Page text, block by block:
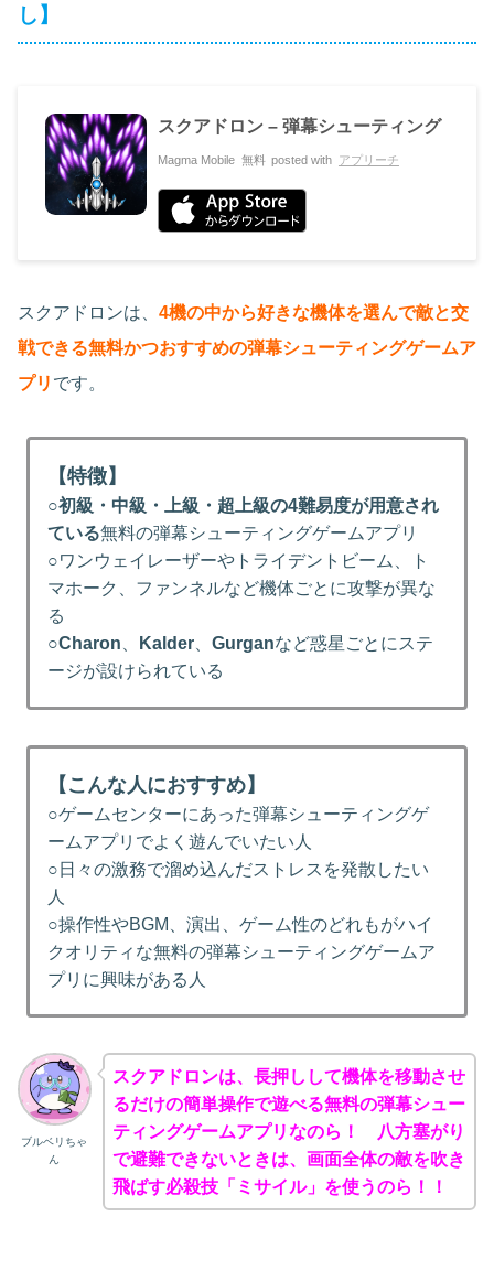
し】
スクアドロン – 弾幕シューティング
Magma Mobile 無料 posted with アプリーチ
スクアドロンは、 4機の中から好きな機体を選んで敵と交
戦できる無料かつおすすめの弾幕シューティングゲームア
プリ です。
【特徴】
○初級・中級・上級・超上級の4難易度が用意され
ている無料の弾幕シューティングゲームアプリ
○ワンウェイレーザーやトライデントビーム、ト
マホーク、ファンネルなど機体ごとに攻撃が異な
る
○Charon Kalder 、Gurganなど惑星ごとにステ
ージが設けられている
【こんな人におすすめ】
○ゲームセンターにあった弾幕シューティングゲ
ームアプリでよく遊んでいたい人
○日々の激務で溜め込んだストレスを発散したい
人
○操作性やBGM、演出、ゲーム性のどれもがハイ
クオリティな無料の弾幕シューティングゲームア
プリに興味がある人
ブルベリちゃ
ん
スクアドロンは、長押しして機体を移動させ
るだけの簡単操作で遊べる無料の弾幕シュー
ティングゲームアプリなのら！ 八方塞がり
で避難できないときは、画面全体の敵を吹き
飛ばす必殺技「ミサイル」を使うのら！！